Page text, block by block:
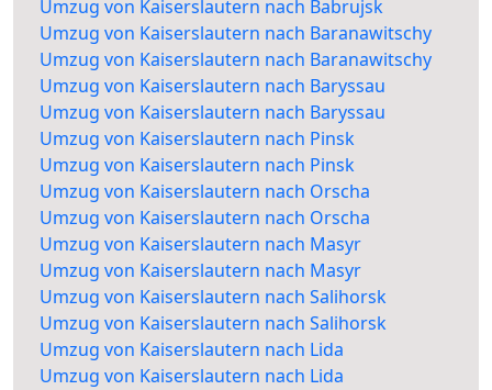
Umzug von Kaiserslautern nach Babrujsk
Umzug von Kaiserslautern nach Baranawitschy
Umzug von Kaiserslautern nach Baranawitschy
Umzug von Kaiserslautern nach Baryssau
Umzug von Kaiserslautern nach Baryssau
Umzug von Kaiserslautern nach Pinsk
Umzug von Kaiserslautern nach Pinsk
Umzug von Kaiserslautern nach Orscha
Umzug von Kaiserslautern nach Orscha
Umzug von Kaiserslautern nach Masyr
Umzug von Kaiserslautern nach Masyr
Umzug von Kaiserslautern nach Salihorsk
Umzug von Kaiserslautern nach Salihorsk
Umzug von Kaiserslautern nach Lida
Umzug von Kaiserslautern nach Lida